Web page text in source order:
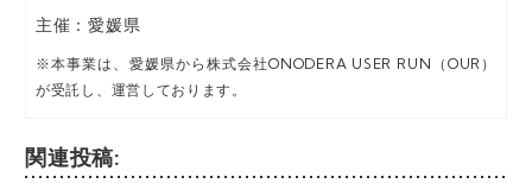
得した保有個人データの利用目的の
通知、開示、内容の訂正、追加又は
う）又は第三者提供記録の開示等に
主催：愛媛県
※本事業は、愛媛県から株式会社ONODERA USER RUN（OUR）
が受託し、運営しております。
関連投稿: